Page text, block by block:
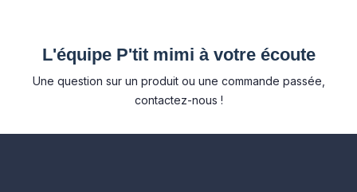
L'équipe P'tit mimi à votre écoute
Une question sur un produit ou une commande passée,
contactez-nous !